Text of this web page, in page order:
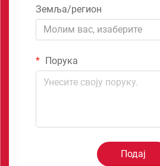
Земља/регион
Молим вас, изаберите
Порука
Подај